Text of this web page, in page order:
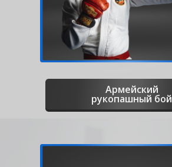
Армейский
рукопашный бой